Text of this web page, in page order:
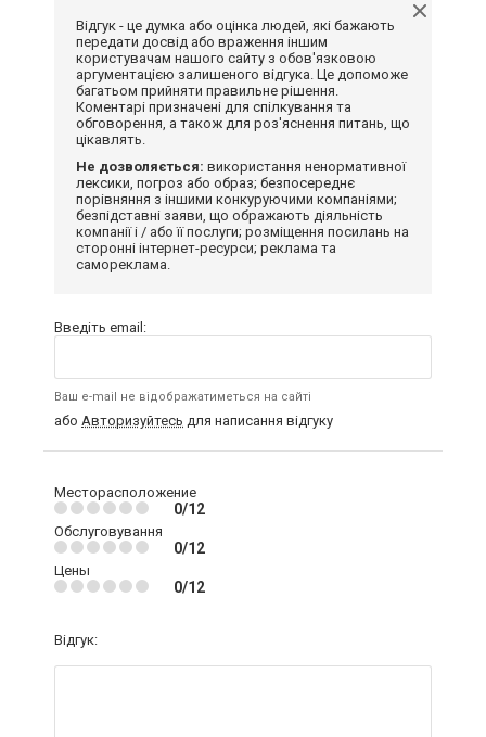
Відгук - це думка або оцінка людей, які бажають
передати досвід або враження іншим
користувачам нашого сайту з обов'язковою
аргументацією залишеного відгука. Це допоможе
багатьом прийняти правильне рішення.
Коментарі призначені для спілкування та
обговорення, а також для роз'яснення питань, що
цікавлять.
Не дозволяється: використання ненормативної
лексики, погроз або образ; безпосереднє
порівняння з іншими конкуруючими компаніями;
безпідставні заяви, що ображають діяльність
компанії і / або її послуги; розміщення посилань на
сторонні інтернет-ресурси; реклама та
самореклама.
Введіть email:
Ваш e-mail не відображатиметься на сайті
або Авторизуйтесь для написання відгуку
Месторасположение
0/12
Обслуговування
0/12
Цены
0/12
Відгук: